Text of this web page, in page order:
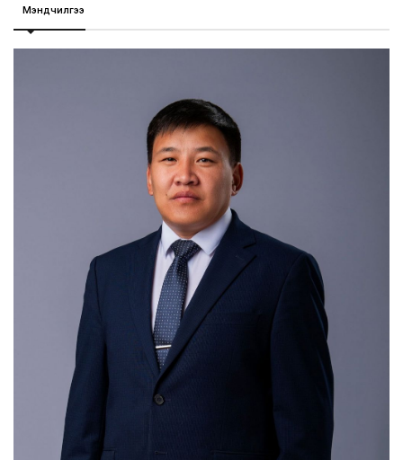
Мэндчилгээ